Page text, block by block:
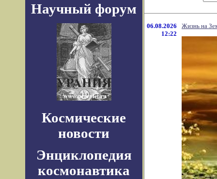
Научный форум
Космические
новости
Энциклопедия
космонавтика
06.08.2026
12:22
Жизнь на